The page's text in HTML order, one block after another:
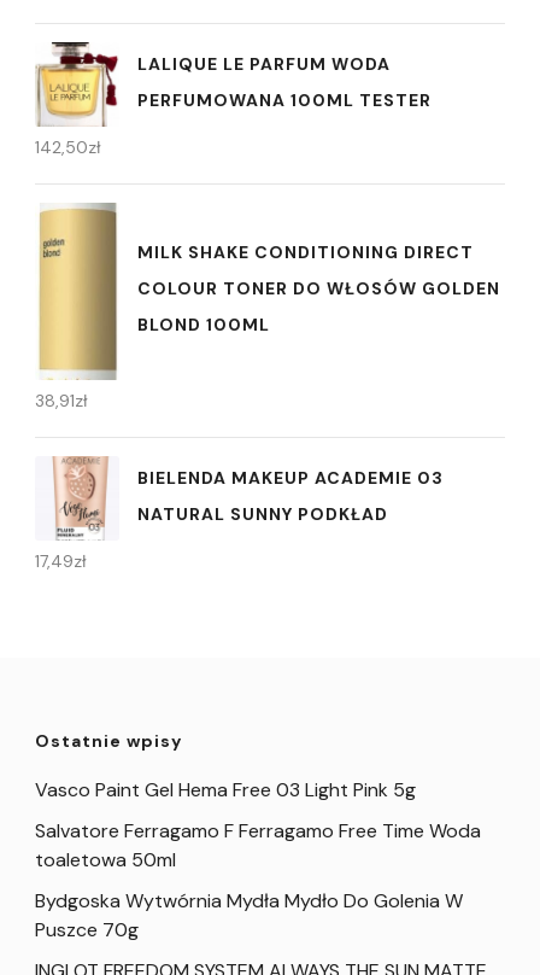
LALIQUE LE PARFUM WODA
PERFUMOWANA 100ML TESTER
142,50zł
MILK SHAKE CONDITIONING DIRECT
COLOUR TONER DO WŁOSÓW GOLDEN
BLOND 100ML
38,91zł
BIELENDA MAKEUP ACADEMIE 03
NATURAL SUNNY PODKŁAD
17,49zł
Ostatnie wpisy
Vasco Paint Gel Hema Free 03 Light Pink 5g
Salvatore Ferragamo F Ferragamo Free Time Woda
toaletowa 50ml
Bydgoska Wytwórnia Mydła Mydło Do Golenia W
Puszce 70g